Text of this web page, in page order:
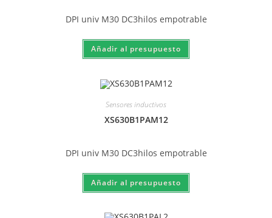
DPI univ M30 DC3hilos empotrable
Sensores inductivos
XS630B1PAM12
DPI univ M30 DC3hilos empotrable